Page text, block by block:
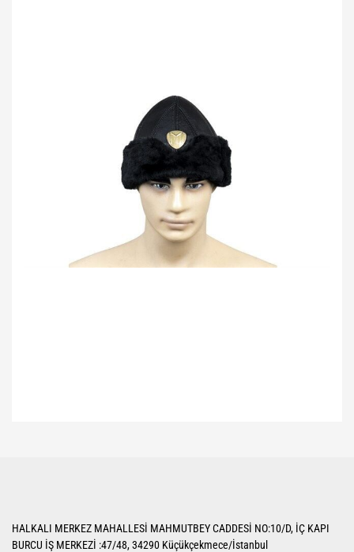
Ürün açıklamasında eksik bilgiler bulunuyor.
HALKALI MERKEZ MAHALLESİ MAHMUTBEY CADDESİ NO:10/D, İÇ KAPI
BURCU İŞ MERKEZİ :47/48, 34290 Küçükçekmece/İstanbul